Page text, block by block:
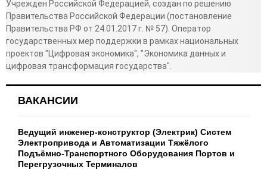
ВАКАНСИИ
Ведущий инженер-конструктор (Электрик) Систем
Электропривода и Автоматизации Тяжёлого
Подъёмно-Транспортного Оборудования Портов и
Перегрузочных Терминалов